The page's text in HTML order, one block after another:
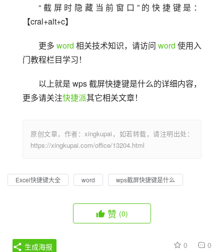
“截屏时隐藏当前窗口”的快捷键是：
【cral+alt+c】
更多 word 相关技术知识，请访问 word 使用入
门教程栏目学习！
以上就是 wps 截屏快捷键是什么的详细内容，
更多请关注快捷派其它相关文章！
原创文章，作者：xingkupai，如若转载，请注明出处：
https://xingkupai.com/office/13204.html
Excel快捷键大全 word wps截屏快捷键是什么
赞 (0)
0 0
生成海报